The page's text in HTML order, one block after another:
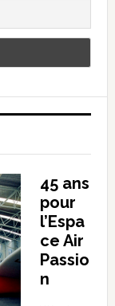
45 ans
pour
l’Espa
ce Air
Passio
n